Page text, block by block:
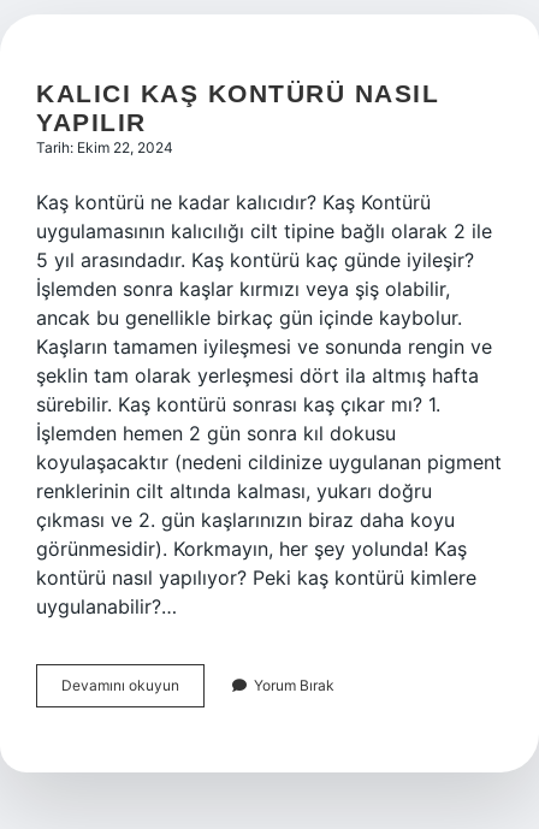
KALICI KAŞ KONTÜRÜ NASIL
YAPILIR
Tarih: Ekim 22, 2024
Kaş kontürü ne kadar kalıcıdır? Kaş Kontürü
uygulamasının kalıcılığı cilt tipine bağlı olarak 2 ile
5 yıl arasındadır. Kaş kontürü kaç günde iyileşir?
İşlemden sonra kaşlar kırmızı veya şiş olabilir,
ancak bu genellikle birkaç gün içinde kaybolur.
Kaşların tamamen iyileşmesi ve sonunda rengin ve
şeklin tam olarak yerleşmesi dört ila altmış hafta
sürebilir. Kaş kontürü sonrası kaş çıkar mı? 1.
İşlemden hemen 2 gün sonra kıl dokusu
koyulaşacaktır (nedeni cildinize uygulanan pigment
renklerinin cilt altında kalması, yukarı doğru
çıkması ve 2. gün kaşlarınızın biraz daha koyu
görünmesidir). Korkmayın, her şey yolunda! Kaş
kontürü nasıl yapılıyor? Peki kaş kontürü kimlere
uygulanabilir?…
Devamını okuyun
Kaş
Yapılır
Yorum Bırak